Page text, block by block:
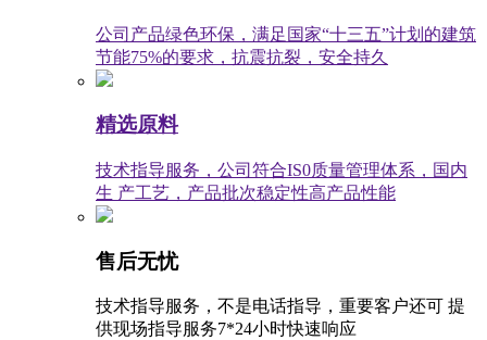
公司产品绿色环保，满足国家“十三五”计划的建筑
节能75%的要求，抗震抗裂，安全持久
精选原料
技术指导服务，公司符合IS0质量管理体系，国内
生 产工艺，产品批次稳定性高产品性能
售后无忧
技术指导服务，不是电话指导，重要客户还可 提
供现场指导服务7*24小时快速响应